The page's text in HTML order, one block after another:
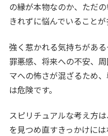
の縁が本物なのか、ただ
きれずに悩んでいることが
強く惹かれる気持ちがあ
罪悪感、将来への不安、
マへの怖さが混ざるため
は危険です。
スピリチュアルな考え方
を見つめ直すきっかけに